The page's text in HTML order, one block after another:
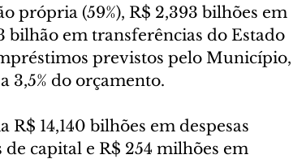
própria (59%), R$ 2,393 bilhões em
bilhão em transferências do Estado
previstos pelo Município,
3,5% do orçamento.
R$ 14,140 bilhões em despesas
de capital e R$ 254 milhões em